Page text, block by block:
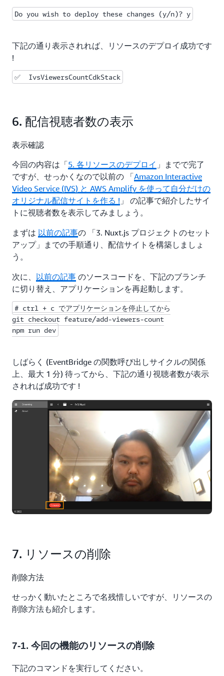
sortKeyに、視聴者数取得時刻を保存するた
めのフィールド、timeを指定
今回の CDK で構築するリソース全体の作成・削
除に合わせて、テーブルも削除されるように,
定しています。
NodejsFunction クラスを使用して、 Lambda の
関数コード src/ivs-viewers-count-
function.handler.ts
に自動的にトランスパイルしてくれます。
environment オプションに DynamoDB のテーブ
ル名を指定し、環境変数から DynamoDB テーブ
ル名を読み込み、関数からアクセスできる様にし
③で、 Lambda 関数に DynamoDB の R/W 権限を付
④で、 Lambda 関数に IVS へのアクセス権限を付与
しています。
resources に 'arn:aws:ivs:us-east-1:*:channel/
を指定していますが、これにより us-east-1 リー
ジョンの全ての
上、上限は 50 チャンネルまでです)。
⑤で、 Lambda 関数を定期呼び出しする
EventBridge のルールを定義しています (1 分毎に実
行)。
続いて、関数コード
ivs-viewers-count-cdk/src/ivs-
viewers-count-function.handler.ts
を解説していきま
  IvsClient,
  ListChannelsCommand,
  ListStreamsCommand,
  DynamoDB,
  QueryCommand
let response: object;
  const tableName = process.env.TABLE_NAME as string;
Do you wish to deploy these changes (y/n)? y
下記の通り表示されれば、リソースのデプロイ成功です
!
✅  IvsViewersCountCdkStack
6. 配信視聴者数の表示
表示確認
今回の内容は「5. 各リソースのデプロイ 」までで完了
ですが、せっかくなので以前の 「Amazon Interactive
Video Service (IVS) と AWS Amplify を使って自分だけの
オリジナル配信サイトを作る ! 」 の記事で紹介したサイ
トに視聴者数を表示してみましょう。
まずは 以前の記事の 「3. Nuxt.js プロジェクトのセット
アップ」までの手順通り、配信サイトを構築しましょ
う。
次に、 以前の記事 のソースコードを、下記のブランチ
に切り替え、アプリケーションを再起動します。
# ctrl + c でアプリケーションを停止してから
git checkout feature/add-viewers-count
npm run dev
しばらく (EventBridge の関数呼び出しサイクルの関係
上、最大 1 分) 待ってから、下記の通り視聴者数が表示
されれば成功です !
7. リソースの削除
削除方法
せっかく動いたところで名残惜しいですが、リソースの
削除方法も紹介します。
7-1. 今回の機能のリソースの削除
下記のコマンドを実行してください。